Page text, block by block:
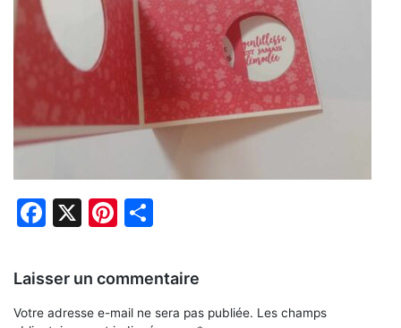
Facebook
X Pinterest
Laisser un commentaire
Votre adresse e-mail ne sera pas publiée. Les champs